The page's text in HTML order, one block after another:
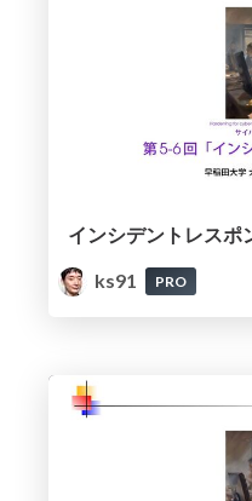
ks91
PRO